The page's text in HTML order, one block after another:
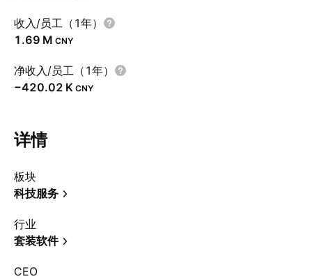
收入/员工（1年）
‪1.69 M‬ CNY
净收入/员工（1年）
‪−420.02 K‬ CNY
详情
板块
科技服务
行业
套装软件
CEO